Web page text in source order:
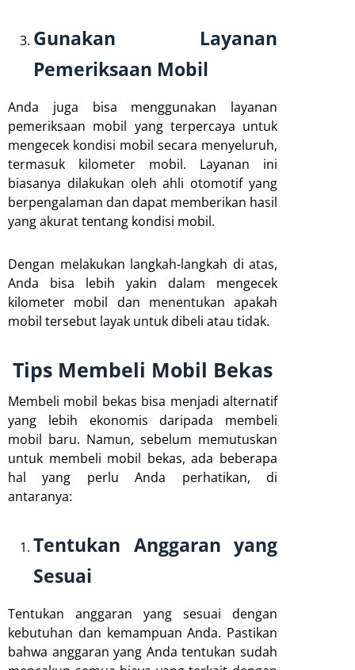
Gunakan Layanan
Pemeriksaan Mobil
Anda juga bisa menggunakan layanan
pemeriksaan mobil yang terpercaya untuk
mengecek kondisi mobil secara menyeluruh,
termasuk kilometer mobil. Layanan ini
biasanya dilakukan oleh ahli otomotif yang
berpengalaman dan dapat memberikan hasil
yang akurat tentang kondisi mobil.
Dengan melakukan langkah-langkah di atas,
Anda bisa lebih yakin dalam mengecek
kilometer mobil dan menentukan apakah
mobil tersebut layak untuk dibeli atau tidak.
Tips Membeli Mobil Bekas
Membeli mobil bekas bisa menjadi alternatif
yang lebih ekonomis daripada membeli
mobil baru. Namun, sebelum memutuskan
untuk membeli mobil bekas, ada beberapa
hal yang perlu Anda perhatikan, di
antaranya:
Tentukan Anggaran yang
Sesuai
Tentukan anggaran yang sesuai dengan
kebutuhan dan kemampuan Anda. Pastikan
bahwa anggaran yang Anda tentukan sudah